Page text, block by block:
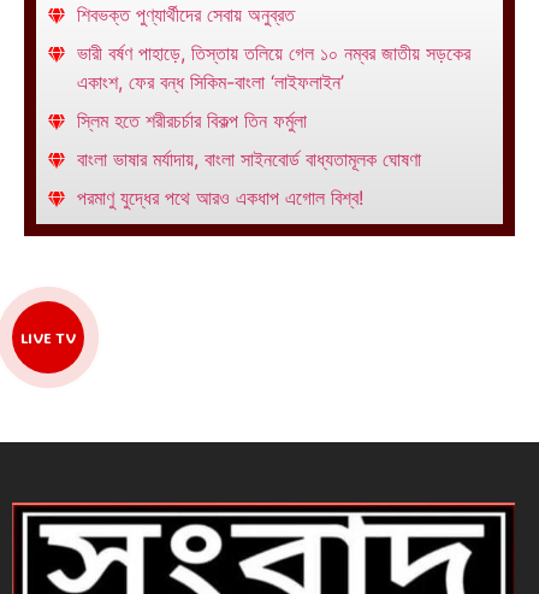
শিবভক্ত পুণ্যার্থীদের সেবায় অনুব্রত
ভারী বর্ষণ পাহাড়ে, তিস্তায় তলিয়ে গেল ১০ নম্বর জাতীয় সড়কের
একাংশ, ফের বন্ধ সিকিম-বাংলা ‘লাইফলাইন’
স্লিম হতে শরীরচর্চার বিকল্প তিন ফর্মুলা
বাংলা ভাষার মর্যাদায়, বাংলা সাইনবোর্ড বাধ্যতামূলক ঘোষণা
পরমাণু যুদ্ধের পথে আরও একধাপ এগোল বিশ্ব!
LIVE TV